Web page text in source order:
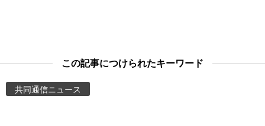
Images
People
この記事につけられたキーワード
共同通信ニュース